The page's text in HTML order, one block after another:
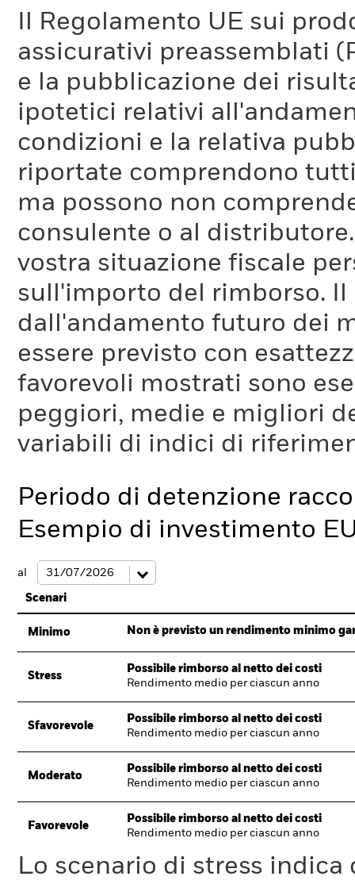
Il Regolamento UE sui
assicurativi preassemblati
e la pubblicazione dei
ipotetici relativi
condizioni e la relativa
riportate comprendono
ma possono non
consulente o al
vostra situazione fiscale
sull'importo del rimborso.
dall'andamento futuro dei
essere previsto con
favorevoli mostrati sono
peggiori, medie e migliori
variabili di indici di
Periodo di detenzione
Esempio di investimento
al
Scenari
Minimo Non è previsto un rendimento minimo
Stress
Possibile rimborso al netto dei costi
Rendimento medio per ciascun anno
Sfavorevole
Possibile rimborso al netto dei costi
Rendimento medio per ciascun anno
Moderato
Possibile rimborso al netto dei costi
Rendimento medio per ciascun anno
Favorevole
Possibile rimborso al netto dei costi
Rendimento medio per ciascun anno
Lo scenario di stress